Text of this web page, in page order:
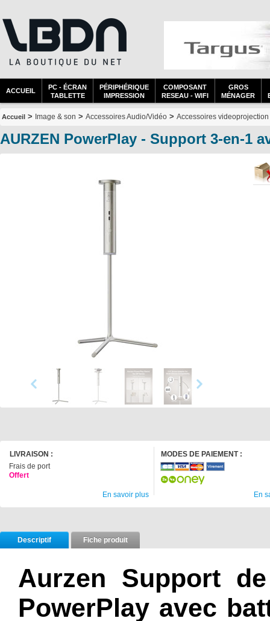
ACCUEIL
PC - ÉCRAN
TABLETTE
PÉRIPHÉRIQUE
IMPRESSION
COMPOSANT
RESEAU - WIFI
GROS
MÉNAGER
Accueil > Image & son > Accessoires Audio/Vidéo > Accessoires videoprojection
AURZEN PowerPlay - Support 3-en-1
LIVRAISON :
Frais de port
Offert
En savoir plus
MODES DE PAIEMENT :
En
Descriptif Fiche produit
Aurzen Support
PowerPlay avec